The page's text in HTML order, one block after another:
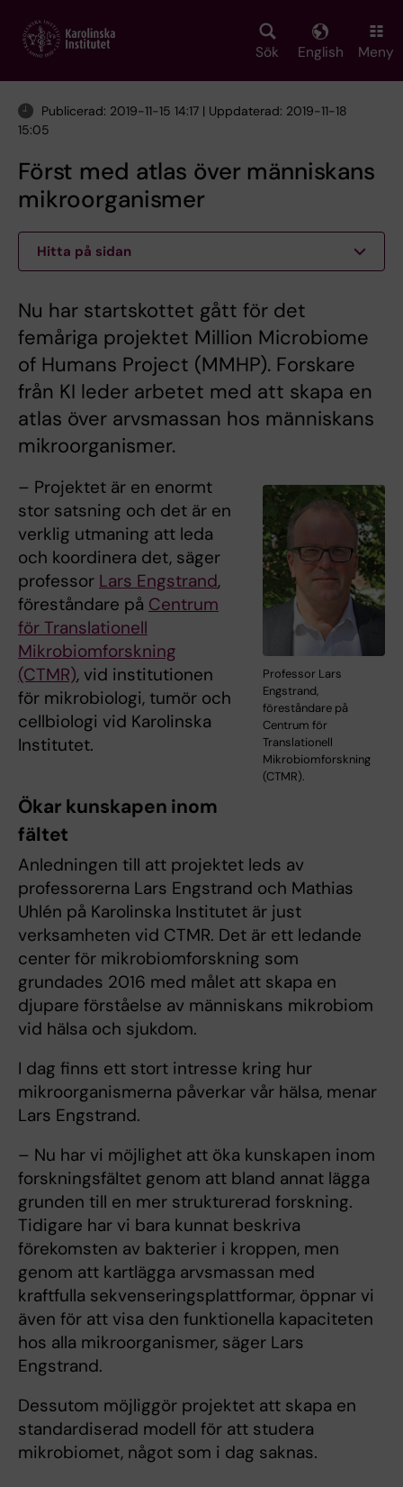
main
Sök English Meny
Publicerad: 2019-11-15 14:17 | Uppdaterad: 2019-11-18
15:05
Först med atlas över människans
mikroorganismer
Hitta på sidan
Nu har startskottet gått för det
femåriga projektet Million Microbiome
of Humans Project (MMHP). Forskare
från KI leder arbetet med att skapa en
atlas över arvsmassan hos människans
mikroorganismer.
Professor Lars
Engstrand,
föreståndare på
Centrum för
Translationell
Mikrobiomforskning
(CTMR).
– Projektet är en enormt
stor satsning och det är en
verklig utmaning att leda
och koordinera det, säger
professor Lars Engstrand,
föreståndare på Centrum
för Translationell
Mikrobiomforskning
(CTMR), vid institutionen
för mikrobiologi, tumör och
cellbiologi vid Karolinska
Institutet.
Ökar kunskapen inom
fältet
Anledningen till att projektet leds av
professorerna Lars Engstrand och Mathias
Uhlén på Karolinska Institutet är just
verksamheten vid CTMR. Det är ett ledande
center för mikrobiomforskning som
grundades 2016 med målet att skapa en
djupare förståelse av människans mikrobiom
vid hälsa och sjukdom.
I dag finns ett stort intresse kring hur
mikroorganismerna påverkar vår hälsa, menar
Lars Engstrand.
– Nu har vi möjlighet att öka kunskapen inom
forskningsfältet genom att bland annat lägga
grunden till en mer strukturerad forskning.
Tidigare har vi bara kunnat beskriva
förekomsten av bakterier i kroppen, men
genom att kartlägga arvsmassan med
kraftfulla sekvenseringsplattformar, öppnar vi
även för att visa den funktionella kapaciteten
hos alla mikroorganismer, säger Lars
Engstrand.
Dessutom möjliggör projektet att skapa en
standardiserad modell för att studera
mikrobiomet, något som i dag saknas.